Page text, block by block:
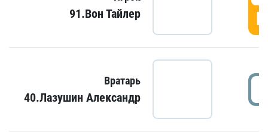
91.Вон Тайлер
Вратарь
40.Лазушин Александр